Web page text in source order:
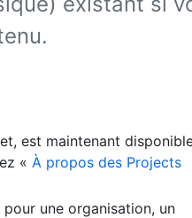
est maintenant
« À propos des Projects
une organisation, un